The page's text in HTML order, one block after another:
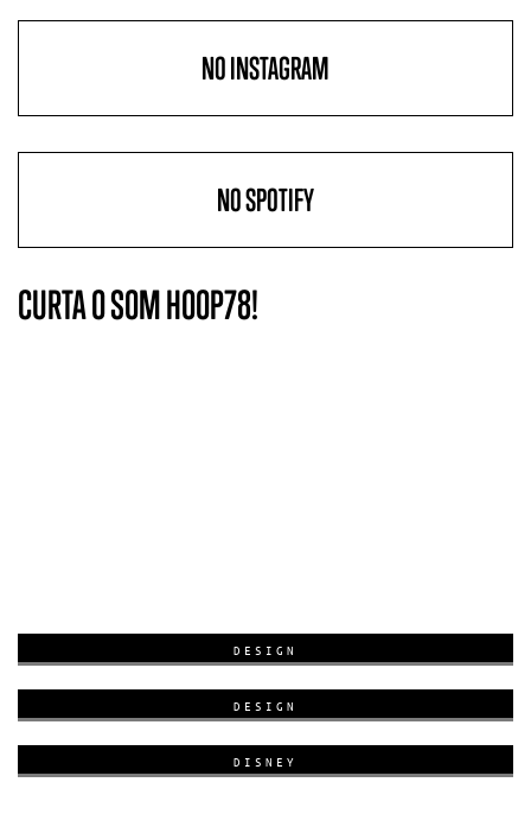
NO INSTAGRAM
NO SPOTIFY
CURTA O SOM HOOP78!
DESIGN
DESIGN
DISNEY